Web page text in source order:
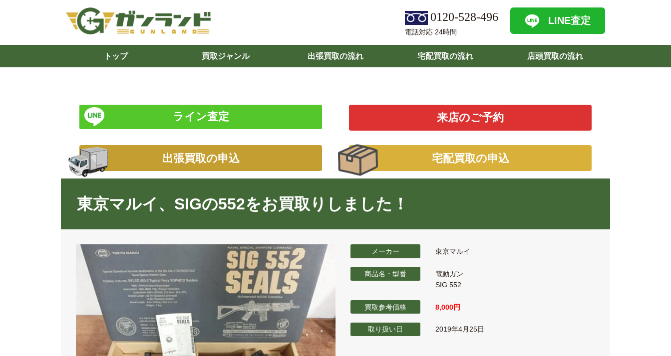
0120-528-496
電話対応 24時間
LINE査定
トップ 買取ジャンル 出張買取の流れ 宅配買取の流れ 店頭買取の流れ
ライン査定 来店のご予約
出張買取の申込 宅配買取の申込
東京マルイ、SIGの552をお買取りしました！
メーカー 東京マルイ
商品名・型番
電動ガン
SIG 552
買取参考価格 8,000円
取り扱い日 2019年4月25日